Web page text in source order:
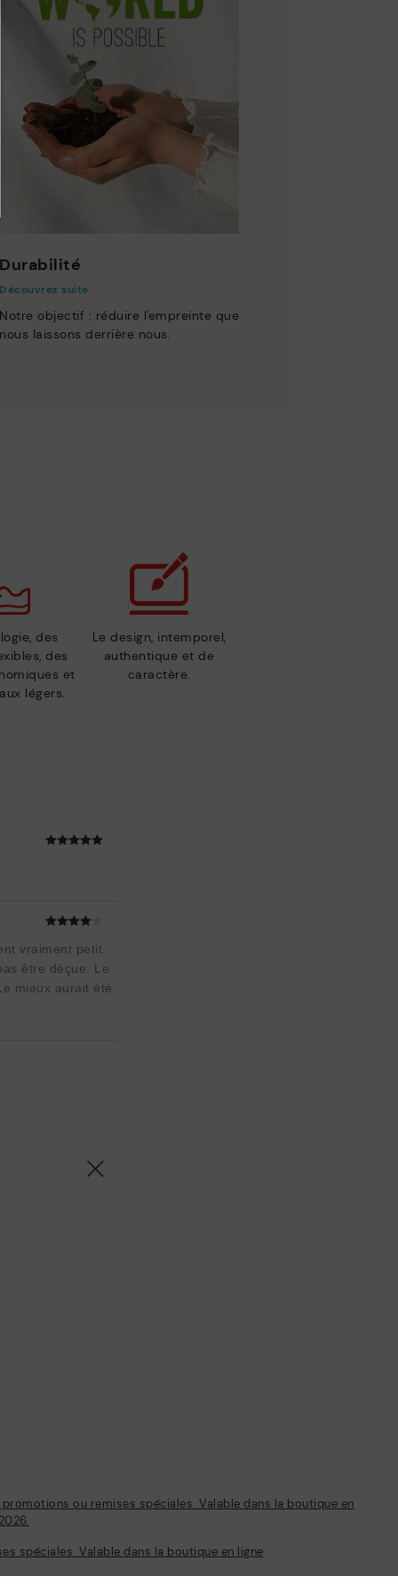
Durabilité
Découvrez suite
Notre objectif : réduire l'empreinte que
nous laissons derrière nous.
des
des
et
légers.
Le design, intemporel,
authentique et de
caractère.
vraiment petit.
être déçue. Le
mieux aurait été
ou remises spéciales. Valable dans la boutique en
spéciales. Valable dans la boutique en ligne